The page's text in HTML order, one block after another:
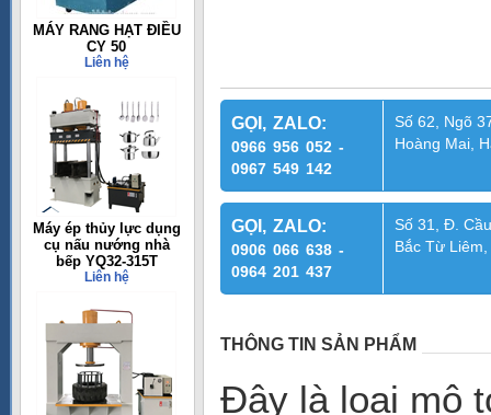
MÁY RANG HẠT ĐIỀU
CY 50
Liên hệ
Máy ép thủy lực dụng
cụ nấu nướng nhà
bếp YQ32-315T
Liên hệ
GỌI, ZALO:
0966 956 052 -
0967 549 142
Số 62, Ngõ
Hoàng Mai,
GỌI, ZALO:
0906 066 638 -
0964 201 437
Số 31, Đ.
Bắc Từ
THÔNG TIN SẢN PHẨM
Đây là loại mô